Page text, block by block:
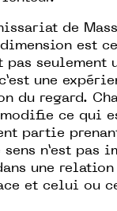
de
est
pas seulement
une
du regard.
ce qui
partie
n’est pas
une relation
et celui ou